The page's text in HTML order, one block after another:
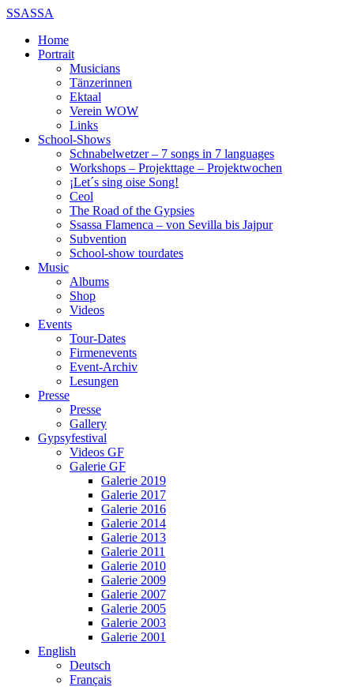
SSASSA
Home
Portrait
Musicians
Tänzerinnen
Ektaal
Verein WOW
Links
School-Shows
Schnabelwetzer – 7 songs in 7 languages
Workshops – Projekttage – Projektwochen
¡Let´s sing oise Song!
Ceol
The Road of the Gypsies
Ssassa Flamenca – von Sevilla bis Jajpur
Subvention
School-show tourdates
Music
Albums
Shop
Videos
Events
Tour-Dates
Firmenevents
Event-Archiv
Lesungen
Presse
Presse
Gallery
Gypsyfestival
Videos GF
Galerie GF
Galerie 2019
Galerie 2017
Galerie 2016
Galerie 2014
Galerie 2013
Galerie 2011
Galerie 2010
Galerie 2009
Galerie 2007
Galerie 2005
Galerie 2003
Galerie 2001
English
Deutsch
Français